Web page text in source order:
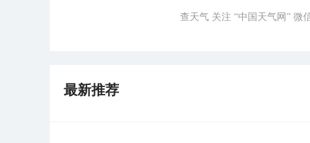
查天气 关注 “中国天气网” 微
最新推荐